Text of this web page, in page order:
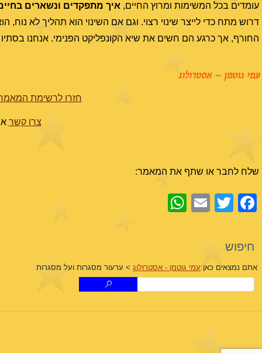
עומדים בכל המשימות ומרוץ החיים, איך מתפקדים ונשארים
דרוש מתח כדי לייצר שינוי רצוי. וגם אם השינוי הוא תהליך לא
החורף, אך כרגע הם חשים את שיא הקונפליקט הפנימי. אנחנו
עמי גוטמן – אסטרולוג
חזרו לרשימת
צרו קשר או
שלח לחבר או שתף את המאמר:
Facebook
Twitter
Email
חיפוש
אתם נמצאים כאן:עמי גוטמן - אסטרולוג > ערעור מסגרות ועל מסגרות